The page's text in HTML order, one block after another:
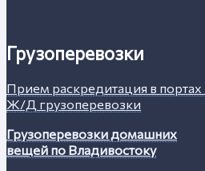
Грузоперевозки
Прием раскредитация в портах
Ж/Д грузоперевозки
Грузоперевозки домашних
вещей по Владивостоку